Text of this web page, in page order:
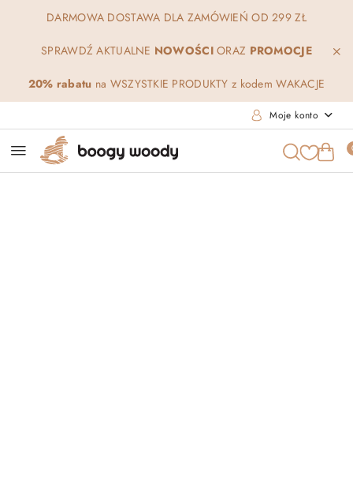
Przejdź do treści głównej
Przejdź do wyszukiwarki
Przejdź do moje konto
Przejdź do menu głównego
Przejdź do opisu produktu
Przejdź do stopki
DARMOWA DOSTAWA DLA ZAMÓWIEŃ OD 299 ZŁ
SPRAWDŹ AKTUALNE NOWOŚCIORAZ PROMOCJE
20% rabatu na WSZYSTKIE PRODUKTY z kodem WAKACJE
Moje konto